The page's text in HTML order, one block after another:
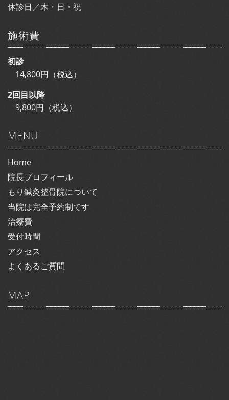
休診日／木・日・祝
施術費
初診
14,800円（税込）
2回目以降
9,800円（税込）
MENU
Home
院長プロフィール
もり鍼灸整骨院について
当院は完全予約制です
治療費
受付時間
アクセス
よくあるご質問
MAP